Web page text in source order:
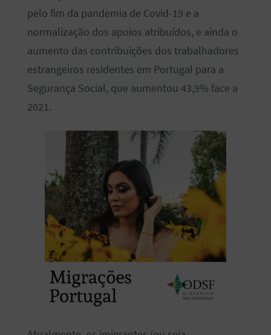
pelo fim da pandemia de Covid-19 e a
normalização dos apoios atribuídos, e ainda o
aumento das contribuições dos trabalhadores
estrangeiros residentes em Portugal para a
Segurança Social, que aumentou 43,9% face a
2021.